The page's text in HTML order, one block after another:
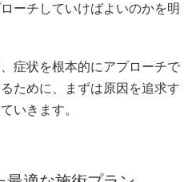
ーチしていけばよいのかを明
症状を根本的にアプローチで
ために、まずは原因を追求す
いきます。